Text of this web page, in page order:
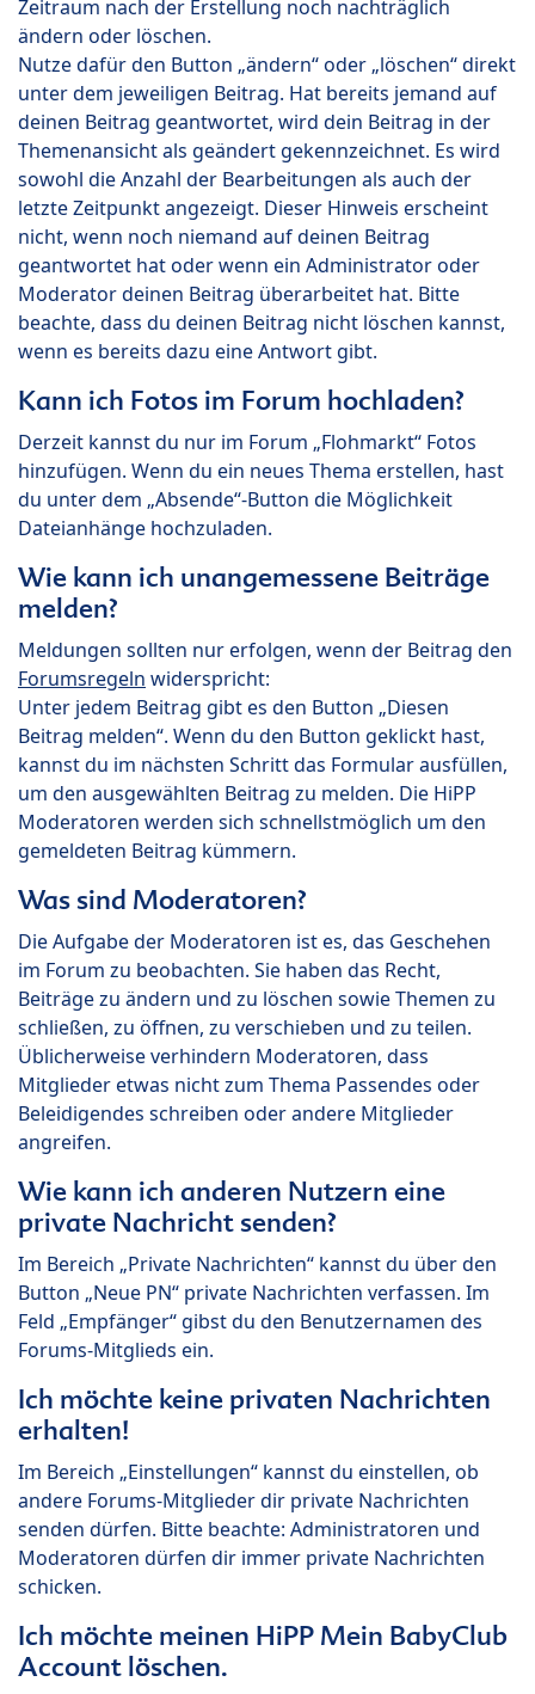
Zeitraum nach der Erstellung noch nachträglich
ändern oder löschen.
Nutze dafür den Button „ändern“ oder „löschen“ direkt
unter dem jeweiligen Beitrag. Hat bereits jemand auf
deinen Beitrag geantwortet, wird dein Beitrag in der
Themenansicht als geändert gekennzeichnet. Es wird
sowohl die Anzahl der Bearbeitungen als auch der
letzte Zeitpunkt angezeigt. Dieser Hinweis erscheint
nicht, wenn noch niemand auf deinen Beitrag
geantwortet hat oder wenn ein Administrator oder
Moderator deinen Beitrag überarbeitet hat. Bitte
beachte, dass du deinen Beitrag nicht löschen kannst,
wenn es bereits dazu eine Antwort gibt.
Kann ich Fotos im Forum hochladen?
Derzeit kannst du nur im Forum „Flohmarkt“ Fotos
hinzufügen. Wenn du ein neues Thema erstellen, hast
du unter dem „Absende“-Button die Möglichkeit
Dateianhänge hochzuladen.
Wie kann ich unangemessene Beiträge
melden?
Meldungen sollten nur erfolgen, wenn der Beitrag den
Forumsregeln widerspricht:
Unter jedem Beitrag gibt es den Button „Diesen
Beitrag melden“. Wenn du den Button geklickt hast,
kannst du im nächsten Schritt das Formular ausfüllen,
um den ausgewählten Beitrag zu melden. Die HiPP
Moderatoren werden sich schnellstmöglich um den
gemeldeten Beitrag kümmern.
Was sind Moderatoren?
Die Aufgabe der Moderatoren ist es, das Geschehen
im Forum zu beobachten. Sie haben das Recht,
Beiträge zu ändern und zu löschen sowie Themen zu
schließen, zu öffnen, zu verschieben und zu teilen.
Üblicherweise verhindern Moderatoren, dass
Mitglieder etwas nicht zum Thema Passendes oder
Beleidigendes schreiben oder andere Mitglieder
angreifen.
Wie kann ich anderen Nutzern eine
private Nachricht senden?
Im Bereich „Private Nachrichten“ kannst du über den
Button „Neue PN“ private Nachrichten verfassen. Im
Feld „Empfänger“ gibst du den Benutzernamen des
Forums-Mitglieds ein.
Ich möchte keine privaten Nachrichten
erhalten!
Im Bereich „Einstellungen“ kannst du einstellen, ob
andere Forums-Mitglieder dir private Nachrichten
senden dürfen. Bitte beachte: Administratoren und
Moderatoren dürfen dir immer private Nachrichten
schicken.
Ich möchte meinen HiPP Mein BabyClub
Account löschen.